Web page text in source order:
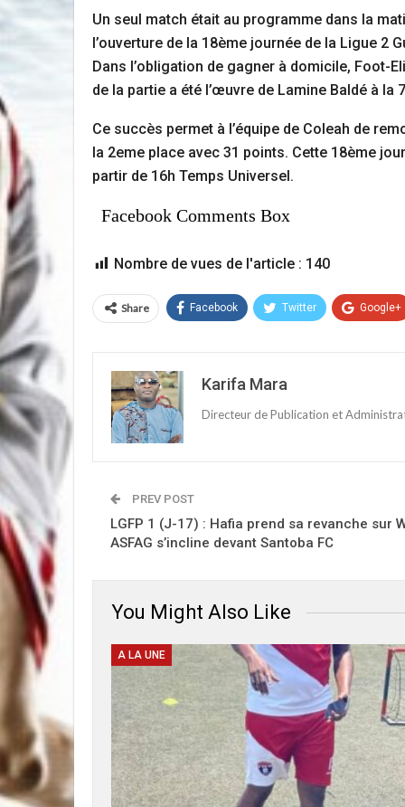
Un seul match était au programme dans la
l’ouverture de la 18ème journée de la Ligue 2
Dans l’obligation de gagner à domicile, Foot-
de la partie a été l’œuvre de Lamine Baldé à la
Ce succès permet à l’équipe de Coleah de
la 2eme place avec 31 points. Cette 18ème
partir de 16h Temps Universel.
Facebook Comments Box
Nombre de vues de l'article : 140
Share Facebook Twitter Google+
Karifa Mara
Directeur de Publication et
PREV POST
LGFP 1 (J-17) : Hafia prend sa revanche sur
ASFAG s’incline devant Santoba FC
You Might Also Like
A LA UNE